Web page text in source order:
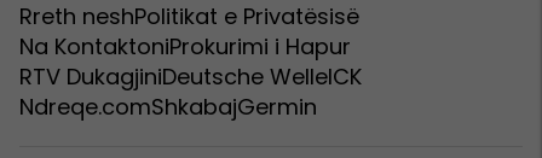
Rreth neshPolitikat e Privatësisë
Na KontaktoniProkurimi i Hapur
RTV DukagjiniDeutsche WelleICK
Ndreqe.comShkabajGermin